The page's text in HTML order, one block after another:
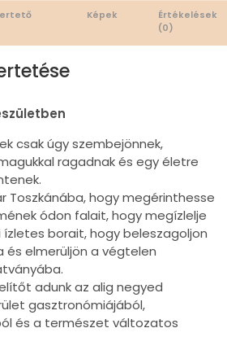
Képek
Értékelések
(0)
csak úgy szembejönnek,
ragadnak és egy életre
Toszkánába, hogy megérinthesse
ódon falait, hogy megízlelje
borait, hogy beleszagoljon
és elmerüljön a végtelen
adunk az alig negyed
gasztronómiájából,
és a természet változatos